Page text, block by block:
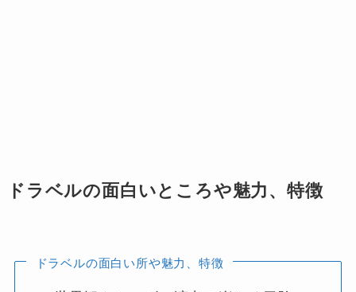
ドラベルの面白いところや魅力、特徴
ドラベルの面白い所や魅力、特徴